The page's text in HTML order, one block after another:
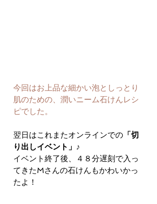
今回はお上品な細かい泡としっとり
肌のための、潤いニーム石けんレシ
ピでした。
翌日はこれまたオンラインでの 「切
り出しイベント」 ♪
イベント終了後、４８分遅刻で入っ
てきたMさんの石けんもかわいかっ
たよ！